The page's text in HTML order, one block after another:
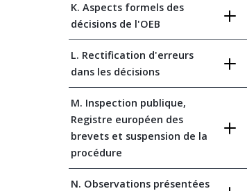
K. Aspects formels des
décisions de l'OEB
L. Rectification d'erreurs
dans les décisions
M. Inspection publique,
Registre européen des
brevets et suspension de la
procédure
N. Observations présentées